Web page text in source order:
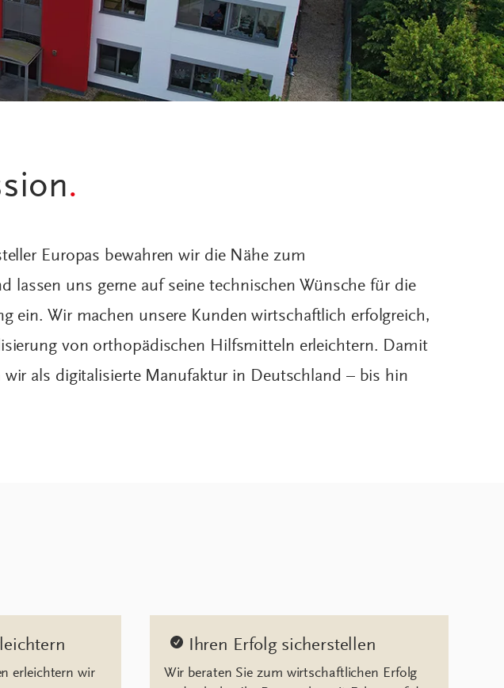
.
Europas bewahren wir die Nähe zum
lassen uns gerne auf seine technischen Wünsche für die
ein. Wir machen unsere Kunden wirtschaftlich erfolgreich,
von orthopädischen Hilfsmitteln erleichtern. Damit
wir als digitalisierte Manufaktur in Deutschland – bis hin
erleichtern wir
Ihren Erfolg sicherstellen
Wir beraten Sie zum wirtschaftlichen Erfolg